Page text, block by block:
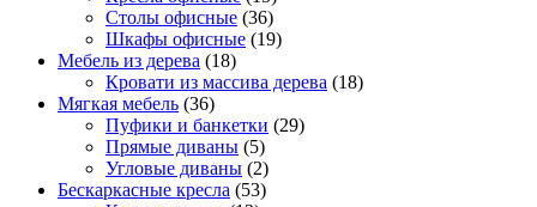
Столы офисные (36)
Шкафы офисные (19)
Мебель из дерева (18)
Кровати из массива дерева (18)
Мягкая мебель (36)
Пуфики и банкетки (29)
Прямые диваны (5)
Угловые диваны (2)
Бескаркасные кресла (53)